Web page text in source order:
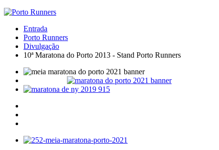
Entrada
Porto Runners
Divulgação
10ª Maratona do Porto 2013 - Stand Porto Runners